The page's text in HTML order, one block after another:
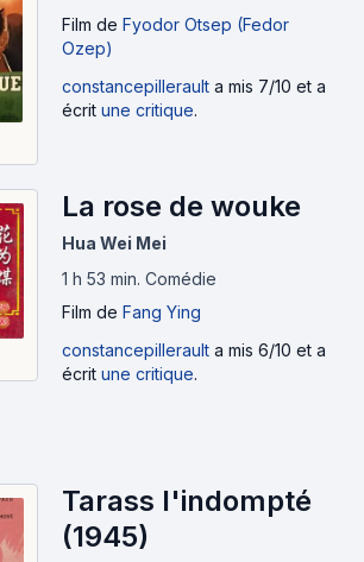
Film de Fyodor Otsep (Fedor
Ozep)
constancepillerault a mis 7/10 et a
écrit une critique.
La rose de wouke
Hua Wei Mei
1 h 53 min. Comédie
Film de Fang Ying
constancepillerault a mis 6/10 et a
écrit une critique.
Tarass l'indompté
(1945)